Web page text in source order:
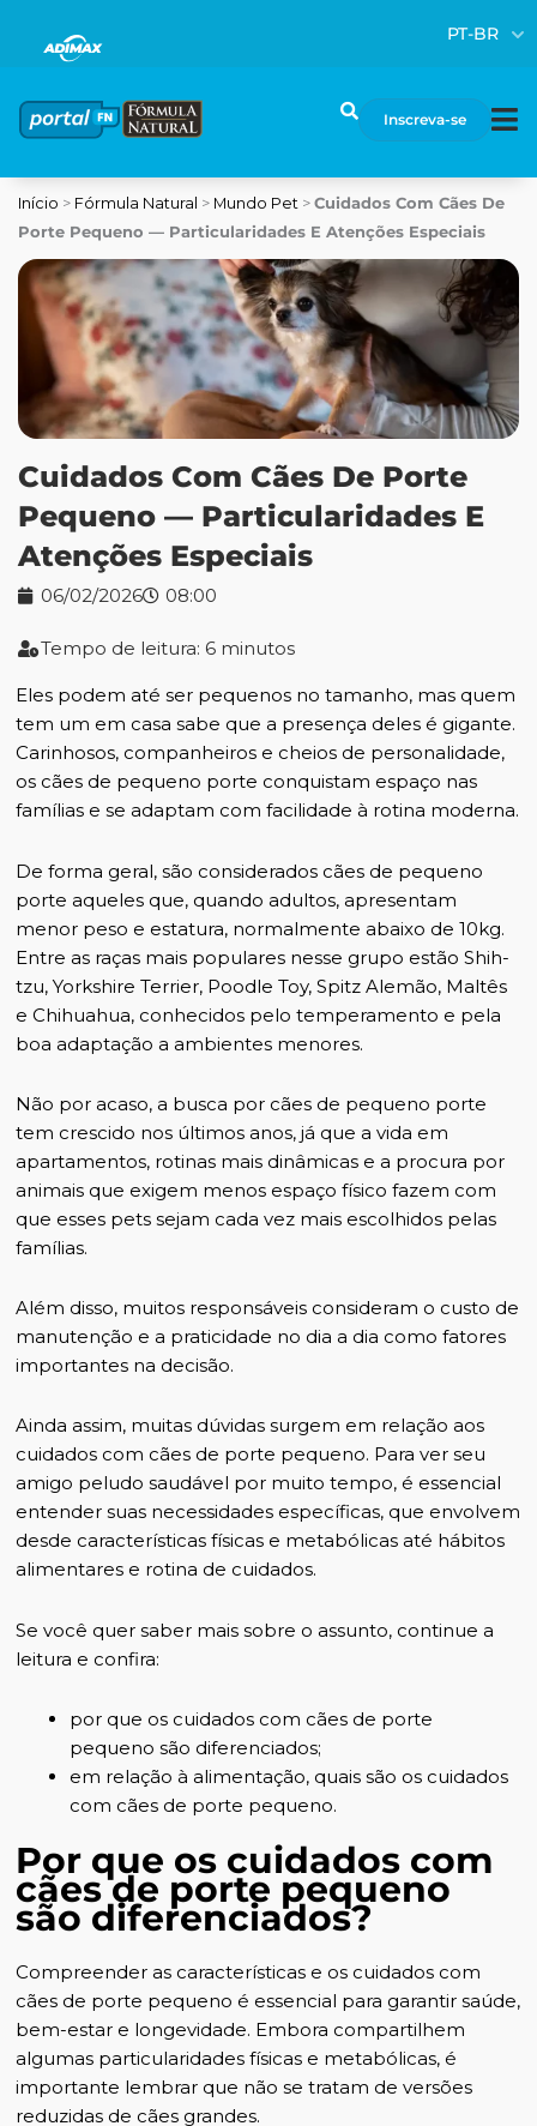
conteúdo
PT-BR
Inscreva-se
Pesquisar
Início > Fórmula Natural > Mundo Pet > Cuidados Com Cães De
Porte Pequeno — Particularidades E Atenções Especiais
Cuidados Com Cães De Porte
Pequeno — Particularidades E
Atenções Especiais
06/02/2026 08:00
Tempo de leitura: 6 minutos
Eles podem até ser pequenos no tamanho, mas quem
tem um em casa sabe que a presença deles é gigante.
Carinhosos, companheiros e cheios de personalidade,
os cães de pequeno porte conquistam espaço nas
famílias e se adaptam com facilidade à rotina moderna.
De forma geral, são considerados cães de pequeno
porte aqueles que, quando adultos, apresentam
menor peso e estatura, normalmente abaixo de 10kg.
Entre as raças mais populares nesse grupo estão Shih-
tzu, Yorkshire Terrier, Poodle Toy, Spitz Alemão, Maltês
e Chihuahua, conhecidos pelo temperamento e pela
boa adaptação a ambientes menores.
Não por acaso, a busca por cães de pequeno porte
tem crescido nos últimos anos, já que a vida em
apartamentos, rotinas mais dinâmicas e a procura por
animais que exigem menos espaço físico fazem com
que esses pets sejam cada vez mais escolhidos pelas
famílias.
Além disso, muitos responsáveis consideram o custo de
manutenção e a praticidade no dia a dia como fatores
importantes na decisão.
Ainda assim, muitas dúvidas surgem em relação aos
cuidados com cães de porte pequeno. Para ver seu
amigo peludo saudável por muito tempo, é essencial
entender suas necessidades específicas, que envolvem
desde características físicas e metabólicas até hábitos
alimentares e rotina de cuidados.
Se você quer saber mais sobre o assunto, continue a
leitura e confira:
por que os cuidados com cães de porte
pequeno são diferenciados;
em relação à alimentação, quais são os cuidados
com cães de porte pequeno.
Por que os cuidados com
cães de porte pequeno
são diferenciados?
Compreender as características e os cuidados com
cães de porte pequeno é essencial para garantir saúde,
bem-estar e longevidade. Embora compartilhem
algumas particularidades físicas e metabólicas, é
importante lembrar que não se tratam de versões
reduzidas de cães grandes.